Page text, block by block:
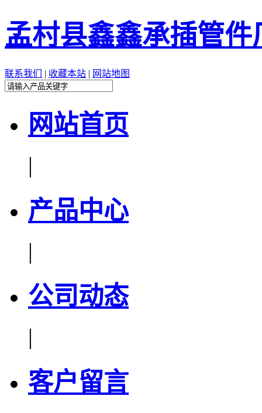
孟村县鑫鑫承插管件
联系我们 | 收藏本站 | 网站地图
网站首页
|
产品中心
|
公司动态
|
客户留言